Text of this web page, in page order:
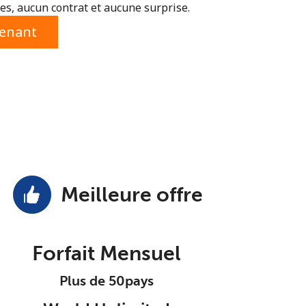
aucun contrat et aucune surprise.
Meilleure offre
Forfait Mensuel
Plus de 50pays